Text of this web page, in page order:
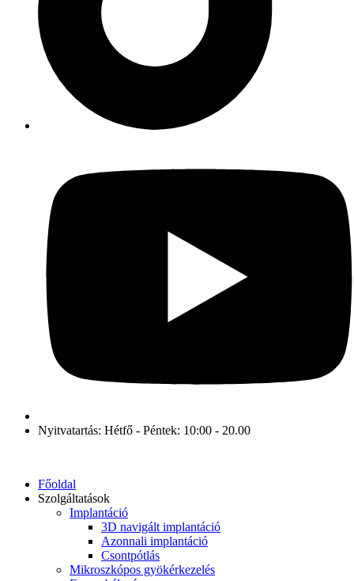
Nyitvatartás: Hétfő - Péntek: 10:00 - 20.00
Főoldal
Szolgáltatások
Implantáció
3D navigált implantáció
Azonnali implantáció
Csontpótlás
Mikroszkópos gyökérkezelés